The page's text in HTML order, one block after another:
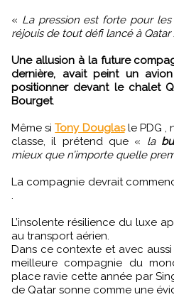
« La pression est forte pour
réjouis de tout défi lancé à Qatar
Une allusion à la future
dernière, avait peint un
positionner devant le chalet
Bourget.
Même siTony Douglasle PDG ,
classe, il prétend que « la
mieux que n’importe quelle
La compagnie devrait
L’insolente résilience du luxe
au transport aérien.
Dans ce contexte et avec
meilleure compagnie du
place ravie cette année par
de Qatar sonne comme une